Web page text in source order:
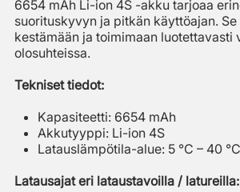
6654 mAh Li-ion 4S -akku tarjoaa
suorituskyvyn ja pitkän käyttöajan.
kestämään ja toimimaan luotettavasti
olosuhteissa.
Tekniset tiedot:
Kapasiteetti: 6654 mAh
Akkutyyppi: Li-ion 4S
Latauslämpötila-alue: 5 °C – 40 °C
Latausajat eri lataustavoilla / latureilla: